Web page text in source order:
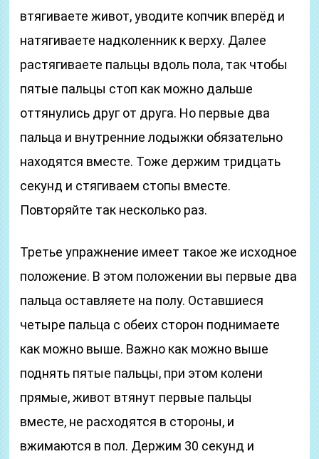
втягиваете живот, уводите копчик вперёд и
натягиваете надколенник к верху. Далее
растягиваете пальцы вдоль пола, так чтобы
пятые пальцы стоп как можно дальше
оттянулись друг от друга. Но первые два
пальца и внутренние лодыжки обязательно
находятся вместе. Тоже держим тридцать
секунд и стягиваем стопы вместе.
Повторяйте так несколько раз.
Третье упражнение имеет такое же исходное
положение. В этом положении вы первые два
пальца оставляете на полу. Оставшиеся
четыре пальца с обеих сторон поднимаете
как можно выше. Важно как можно выше
поднять пятые пальцы, при этом колени
прямые, живот втянут первые пальцы
вместе, не расходятся в стороны, и
вжимаются в пол. Держим 30 секунд и